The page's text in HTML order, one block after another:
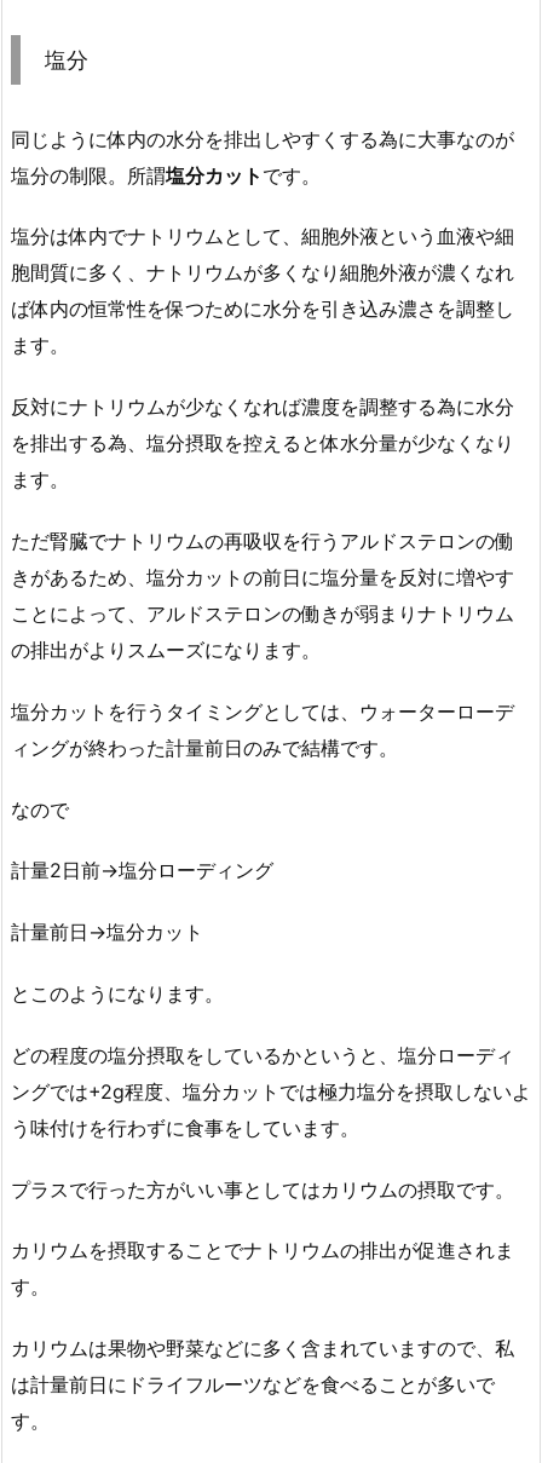
塩分
同じように体内の水分を排出しやすくする為に大事なのが
塩分の制限。所謂塩分カット です。
塩分は体内でナトリウムとして、細胞外液という血液や細
胞間質に多く、ナトリウムが多くなり細胞外液が濃くなれ
ば体内の恒常性を保つために水分を引き込み濃さを調整し
ます。
反対にナトリウムが少なくなれば濃度を調整する為に水分
を排出する為、塩分摂取を控えると体水分量が少なくなり
ます。
ただ腎臓でナトリウムの再吸収を行うアルドステロンの働
きがあるため、塩分カットの前日に塩分量を反対に増やす
ことによって、アルドステロンの働きが弱まりナトリウム
の排出がよりスムーズになります。
塩分カットを行うタイミングとしては、ウォーターローデ
ィングが終わった計量前日のみで結構です。
なので
計量2日前→塩分ローディング
計量前日→塩分カット
とこのようになります。
どの程度の塩分摂取をしているかというと、塩分ローディ
ングでは+2g程度、塩分カットでは極力塩分を摂取しないよ
う味付けを行わずに食事をしています。
プラスで行った方がいい事としてはカリウムの摂取です。
カリウムを摂取することでナトリウムの排出が促進されま
す。
カリウムは果物や野菜などに多く含まれていますので、私
は計量前日にドライフルーツなどを食べることが多いで
す。